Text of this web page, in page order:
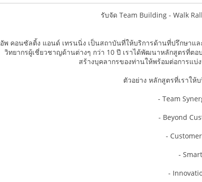
รับจัด Team Building - Walk
อัพ คอนซัลติ้ง แอนด์ เทรนนิ่ง เป็นสถาบันที่ให้บริการด้านที่ปรึกษาแ
วิทยากรผู้เชี่ยวชาญด้านต่างๆ กว่า 10 ปี เราได้พัฒนาหลักสูตรที่ตอ
สร้างบุคลากรของท่านให้พร้อมต่อการแบ่
ตัวอย่าง หลักสูตรที่เราให้
- Team
- Beyond
-
-
-